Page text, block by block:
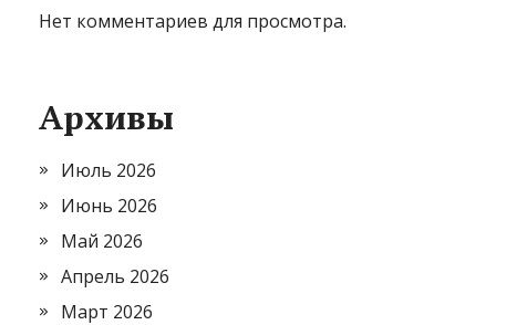
Нет комментариев для просмотра.
Архивы
Июль 2026
Июнь 2026
Май 2026
Апрель 2026
Март 2026